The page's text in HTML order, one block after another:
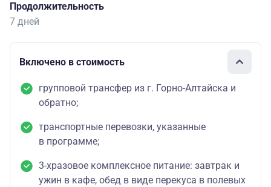
Продолжительность
7 дней
Включено в стоимость
групповой трансфер из г. Горно-Алтайска и
обратно;
транспортные перевозки, указанные
в программе;
3-хразовое комплексное питание: завтрак и
ужин в кафе, обед в виде перекуса в полевых